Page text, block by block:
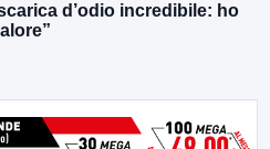
d’odio incredibile: ho